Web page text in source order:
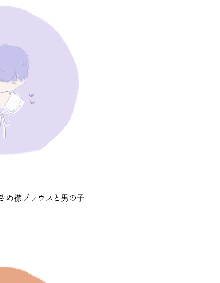
め襟ブラウスと男の子